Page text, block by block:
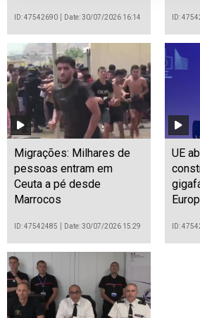
ID: 47542690 Date: 30/07/2026 16:14 ID:
Migrações: Milhares de
pessoas entram em
Ceuta a pé desde
Marrocos
ID: 47542485 Date: 30/07/2026 15:29
UE
ID: